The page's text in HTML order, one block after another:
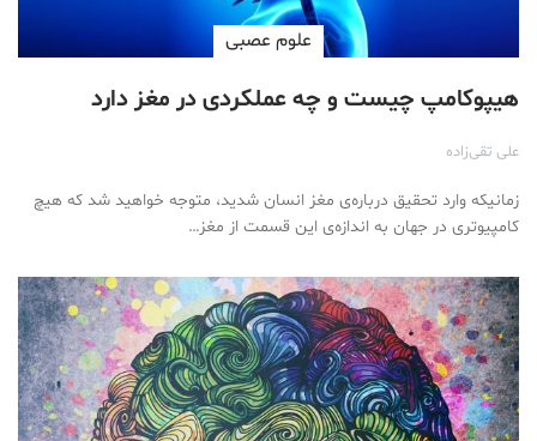
علوم عصبی
هیپوکامپ چیست و چه عملکردی در مغز دارد
علی تقی‌زاده
زمانیکه وارد تحقیق درباره‌ی مغز انسان شدید، متوجه خواهید شد که هیچ
کامپیوتری در جهان به اندازه‌ی این قسمت از مغز…